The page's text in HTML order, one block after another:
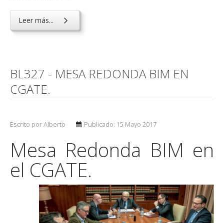
Leer más...
BL327 - MESA REDONDA BIM EN
CGATE.
Escrito por Alberto Publicado: 15 Mayo 2017
Mesa Redonda BIM en
el CGATE.